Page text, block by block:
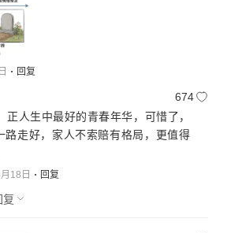
回复
674
正人生中最好的青春年华，可惜了，
路走好，家人不索赔有格局，更值得
18日 回复
复